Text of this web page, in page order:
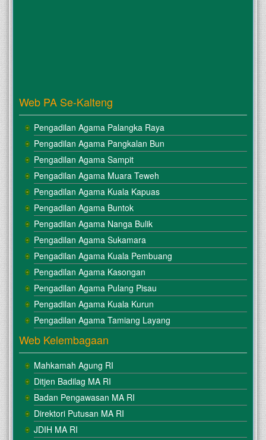
Web PA Se-Kalteng
Pengadilan Agama Palangka Raya
Pengadilan Agama Pangkalan Bun
Pengadilan Agama Sampit
Pengadilan Agama Muara Teweh
Pengadilan Agama Kuala Kapuas
Pengadilan Agama Buntok
Pengadilan Agama Nanga Bulik
Pengadilan Agama Sukamara
Pengadilan Agama Kuala Pembuang
Pengadilan Agama Kasongan
Pengadilan Agama Pulang Pisau
Pengadilan Agama Kuala Kurun
Pengadilan Agama Tamiang Layang
Web Kelembagaan
Mahkamah Agung RI
Ditjen Badilag MA RI
Badan Pengawasan MA RI
Direktori Putusan MA RI
JDIH MA RI